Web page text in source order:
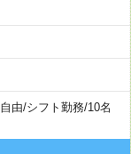
由/シフト勤務/10名